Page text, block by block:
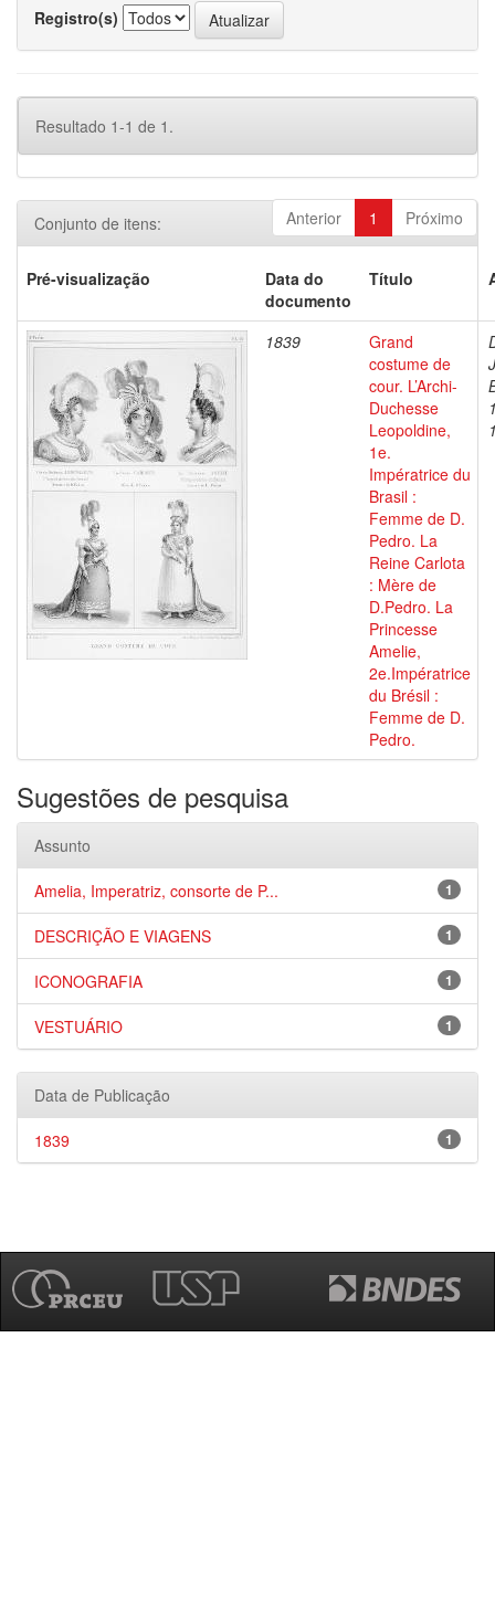
Registro(s)
Resultado 1-1 de 1.
Anterior 1 Próximo
Conjunto de itens:
Pré-visualização
Data do
documento
Título
1839
Grand
costume de
cour. L’Archi-
Duchesse
Leopoldine,
1e.
Impératrice du
Brasil :
Femme de D.
Pedro. La
Reine Carlota
: Mère de
D.Pedro. La
Princesse
Amelie,
2e.Impératrice
du Brésil :
Femme de D.
Pedro.
Sugestões de pesquisa
Assunto
1
Amelia, Imperatriz, consorte de P...
1
DESCRIÇÃO E VIAGENS
1
ICONOGRAFIA
1
VESTUÁRIO
Data de Publicação
1
1839